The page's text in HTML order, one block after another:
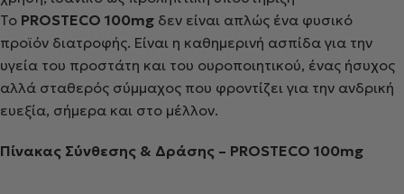
Το PROSTECO 100mg δεν είναι απλώς ένα φυσικό
προϊόν διατροφής. Είναι η καθημερινή ασπίδα για την
υγεία του προστάτη και του ουροποιητικού, ένας ήσυχος
αλλά σταθερός σύμμαχος που φροντίζει για την ανδρική
ευεξία, σήμερα και στο μέλλον.
Πίνακας Σύνθεσης & Δράσης – PROSTECO 100mg